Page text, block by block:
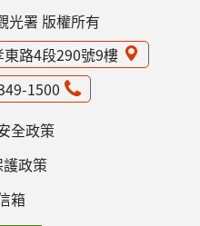
光署 版權所有
路4段290號9樓
1500
全政策
政策
箱